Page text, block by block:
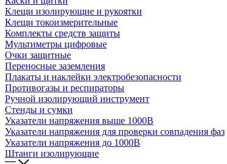
Клещи изолирующие и рукоятки
Клещи токоизмерительные
Комплекты средств защиты
Мультиметры цифровые
Очки защитные
Переносные заземления
Плакаты и наклейки электробезопасности
Противогазы и респираторы
Ручной изолирующий инструмент
Стенды и сумки
Указатели напряжения выше 1000В
Указатели напряжения для проверки совпадения фаз
Указатели напряжения до 1000В
Штанги изолирующие